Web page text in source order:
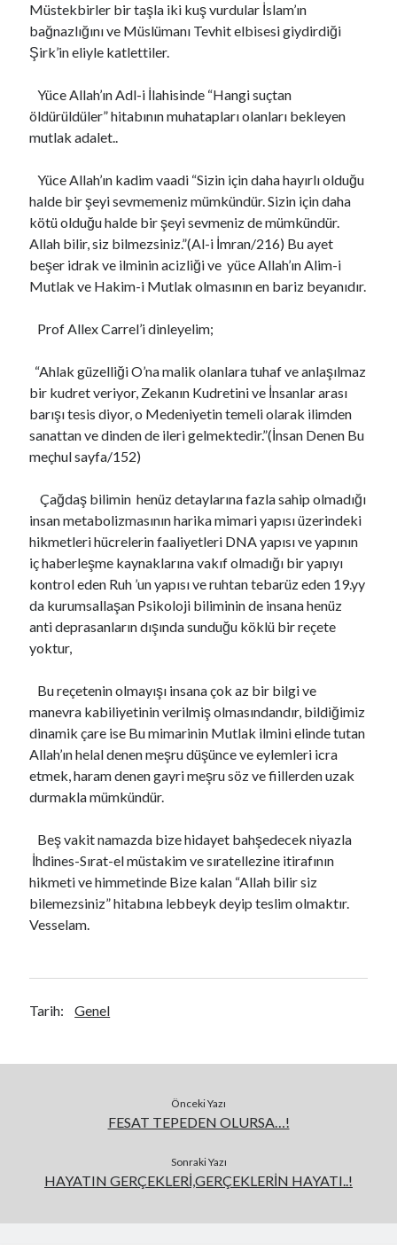
Müstekbirler bir taşla iki kuş vurdular İslam’ın
bağnazlığını ve Müslümanı Tevhit elbisesi giydirdiği
Şirk’in eliyle katlettiler.
Yüce Allah’ın Adl-i İlahisinde “Hangi suçtan
öldürüldüler” hitabının muhatapları olanları bekleyen
mutlak adalet..
Yüce Allah’ın kadim vaadi “Sizin için daha hayırlı olduğu
halde bir şeyi sevmemeniz mümkündür. Sizin için daha
kötü olduğu halde bir şeyi sevmeniz de mümkündür.
Allah bilir, siz bilmezsiniz.”(Al-i İmran/216) Bu ayet
beşer idrak ve ilminin acizliği ve yüce Allah’ın Alim-i
Mutlak ve Hakim-i Mutlak olmasının en bariz beyanıdır.
Prof Allex Carrel’i dinleyelim;
“Ahlak güzelliği O’na malik olanlara tuhaf ve anlaşılmaz
bir kudret veriyor, Zekanın Kudretini ve İnsanlar arası
barışı tesis diyor, o Medeniyetin temeli olarak ilimden
sanattan ve dinden de ileri gelmektedir.”(İnsan Denen Bu
meçhul sayfa/152)
Çağdaş bilimin henüz detaylarına fazla sahip olmadığı
insan metabolizmasının harika mimari yapısı üzerindeki
hikmetleri hücrelerin faaliyetleri DNA yapısı ve yapının
iç haberleşme kaynaklarına vakıf olmadığı bir yapıyı
kontrol eden Ruh ’un yapısı ve ruhtan tebarüz eden 19.yy
da kurumsallaşan Psikoloji biliminin de insana henüz
anti deprasanların dışında sunduğu köklü bir reçete
yoktur,
Bu reçetenin olmayışı insana çok az bir bilgi ve
manevra kabiliyetinin verilmiş olmasındandır, bildiğimiz
dinamik çare ise Bu mimarinin Mutlak ilmini elinde tutan
Allah’ın helal denen meşru düşünce ve eylemleri icra
etmek, haram denen gayri meşru söz ve fiillerden uzak
durmakla mümkündür.
Beş vakit namazda bize hidayet bahşedecek niyazla
İhdines-Sırat-el müstakim ve sıratellezine itirafının
hikmeti ve himmetinde Bize kalan “Allah bilir siz
bilemezsiniz” hitabına lebbeyk deyip teslim olmaktır.
Vesselam.
Tarih: Genel
Önceki Yazı
FESAT TEPEDEN OLURSA…!
Sonraki Yazı
HAYATIN GERÇEKLERİ,GERÇEKLERİN HAYATI..!